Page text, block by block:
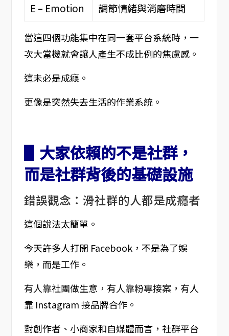
E – Emotion
調節情緒與消磨時間
當這四個功能集中在同一套平台系統時，一
次大當機就會讓人產生不成比例的焦慮感。
這未必是成癮。
更像是突然失去生活的作業系統。
▋大家依賴的不是社群，
而是社群背後的基礎設施
錯誤觀念：滑社群的人都是成癮者
這個說法太簡單。
今天許多人打開 Facebook，不是為了娛
樂，而是工作。
有人靠社團做生意，有人靠粉專接案，有人
靠 Instagram 接品牌合作。
對創作者、小商家和自媒體而言，社群平台